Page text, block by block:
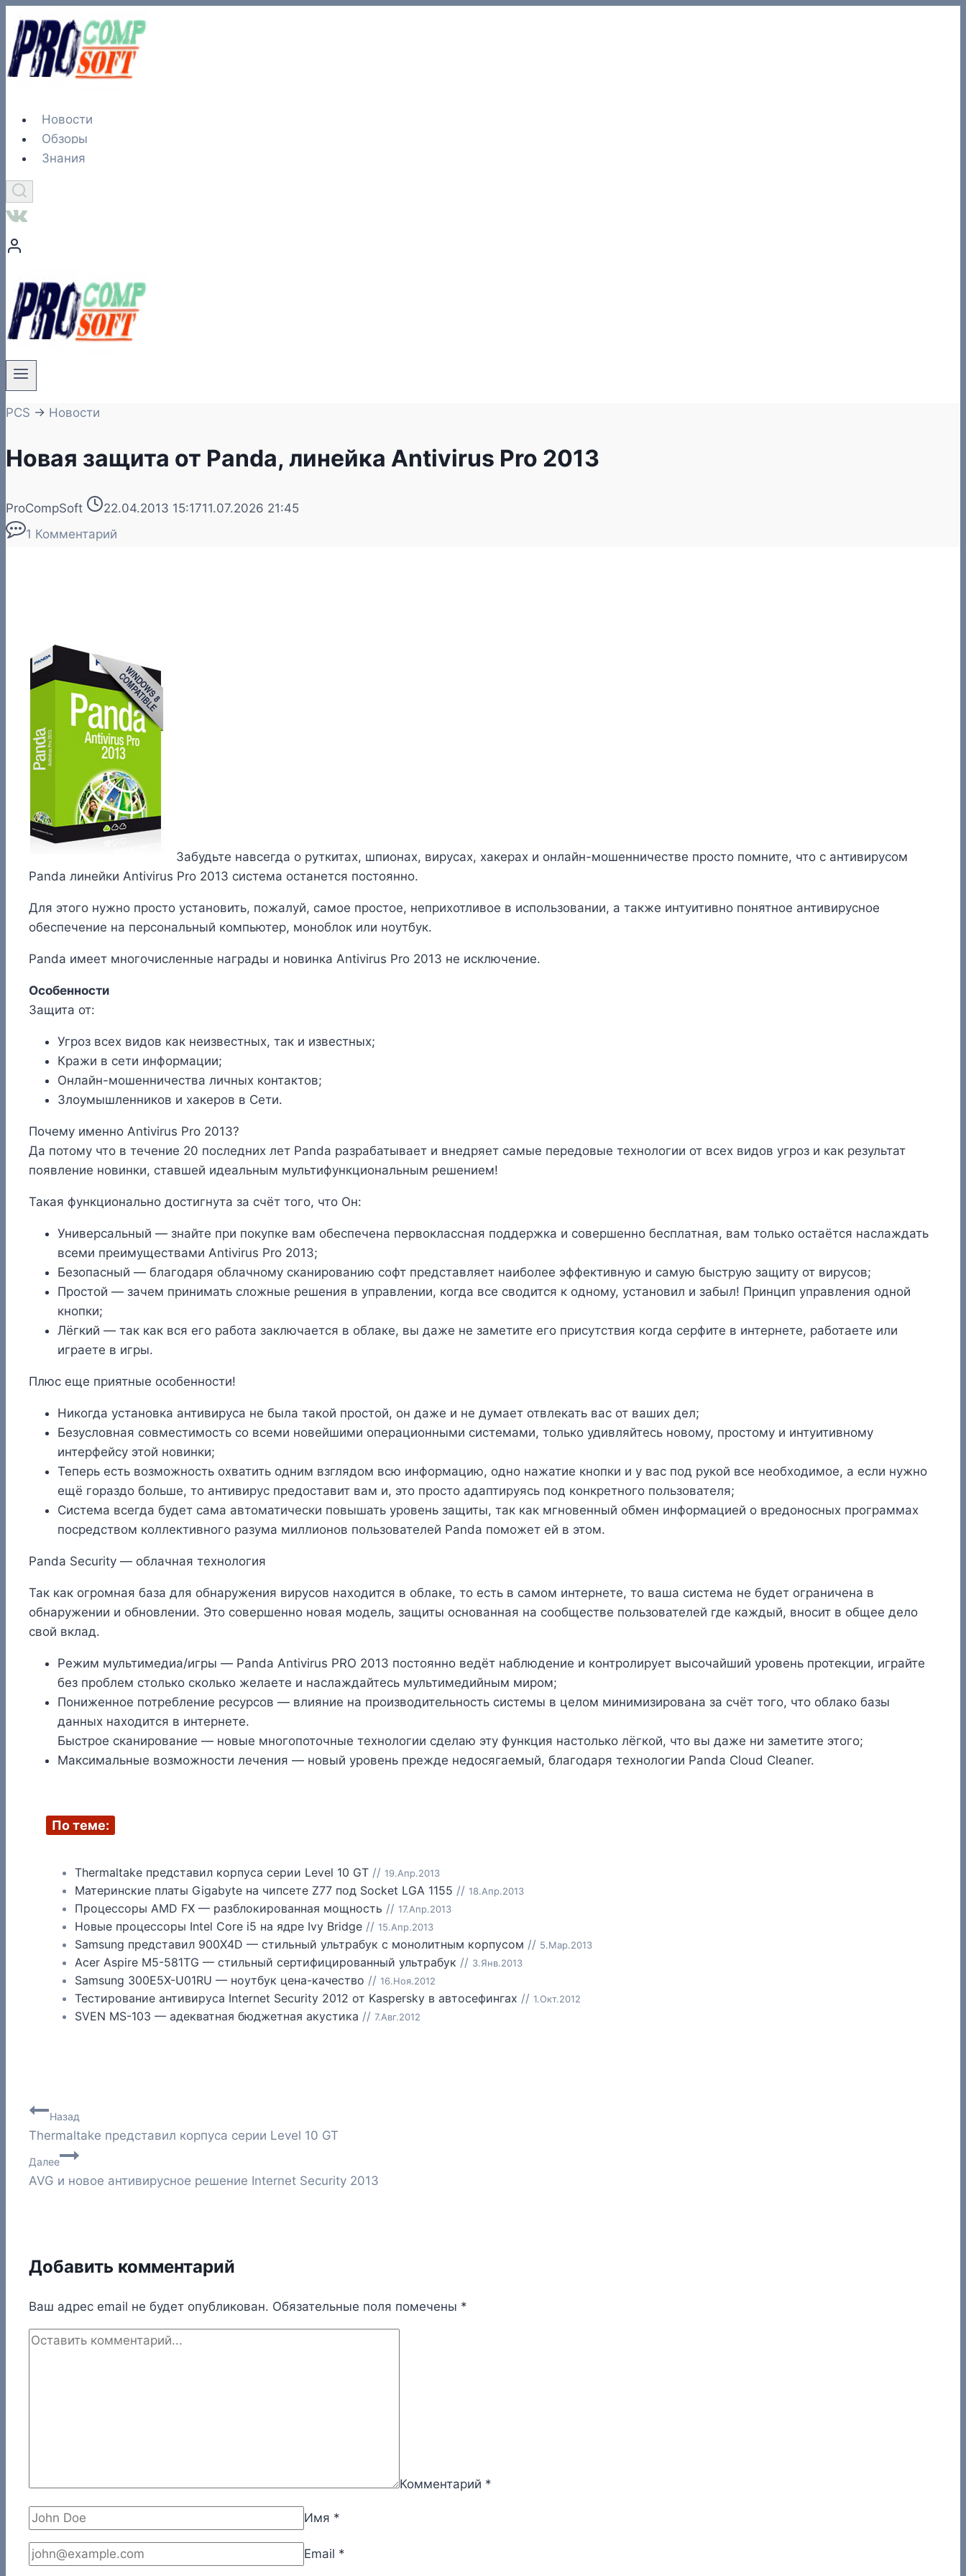
Перейти
содержимому
Новости
Обзоры
Знания
PCS → Новости
Новая защита от Panda, линейка Antivirus Pro 2013
ProCompSoft 22.04.2013 15:1711.07.2026 21:45
1 Комментарий
Забудьте навсегда о руткитах, шпионах, вирусах, хакерах и онлайн-мошенничестве просто помните, что с антивирусом
Panda линейки Antivirus Pro 2013 система останется постоянно.
Для этого нужно просто установить, пожалуй, самое простое, неприхотливое в использовании, а также интуитивно понятное антивирусное
обеспечение на персональный компьютер, моноблок или ноутбук.
Panda имеет многочисленные награды и новинка Antivirus Pro 2013 не исключение.
Особенности
Защита от:
Угроз всех видов как неизвестных, так и известных;
Кражи в сети информации;
Онлайн-мошенничества личных контактов;
Злоумышленников и хакеров в Сети.
Почему именно Antivirus Pro 2013?
Да потому что в течение 20 последних лет Panda разрабатывает и внедряет самые передовые технологии от всех видов угроз и как результат
появление новинки, ставшей идеальным мультифункциональным решением!
Такая функционально достигнута за счёт того, что Он:
Универсальный — знайте при покупке вам обеспечена первоклассная поддержка и совершенно бесплатная, вам только остаётся наслаждать
всеми преимуществами Antivirus Pro 2013;
Безопасный — благодаря облачному сканированию софт представляет наиболее эффективную и самую быструю защиту от вирусов;
Простой — зачем принимать сложные решения в управлении, когда все сводится к одному, установил и забыл! Принцип управления одной
кнопки;
Лёгкий — так как вся его работа заключается в облаке, вы даже не заметите его присутствия когда серфите в интернете, работаете или
играете в игры.
Плюс еще приятные особенности!
Никогда установка антивируса не была такой простой, он даже и не думает отвлекать вас от ваших дел;
Безусловная совместимость со всеми новейшими операционными системами, только удивляйтесь новому, простому и интуитивному
интерфейсу этой новинки;
Теперь есть возможность охватить одним взглядом всю информацию, одно нажатие кнопки и у вас под рукой все необходимое, а если нужно
ещё гораздо больше, то антивирус предоставит вам и, это просто адаптируясь под конкретного пользователя;
Система всегда будет сама автоматически повышать уровень защиты, так как мгновенный обмен информацией о вредоносных программах
посредством коллективного разума миллионов пользователей Panda поможет ей в этом.
Panda Security — облачная технология
Так как огромная база для обнаружения вирусов находится в облаке, то есть в самом интернете, то ваша система не будет ограничена в
обнаружении и обновлении. Это совершенно новая модель, защиты основанная на сообществе пользователей где каждый, вносит в общее дело
свой вклад.
Режим мультимедиа/игры — Panda Antivirus PRO 2013 постоянно ведёт наблюдение и контролирует высочайший уровень протекции, играйте
без проблем столько сколько желаете и наслаждайтесь мультимедийным миром;
Пониженное потребление ресурсов — влияние на производительность системы в целом минимизирована за счёт того, что облако базы
данных находится в интернете.
Быстрое сканирование — новые многопоточные технологии сделаю эту функция настолько лёгкой, что вы даже ни заметите этого;
Максимальные возможности лечения — новый уровень прежде недосягаемый, благодаря технологии Panda Cloud Cleaner.
По теме:
Thermaltake представил корпуса серии Level 10 GT // 19.Апр.2013
Материнские платы Gigabyte на чипсете Z77 под Socket LGA 1155 // 18.Апр.2013
Процессоры AMD FX — разблокированная мощность // 17.Апр.2013
Новые процессоры Intel Core i5 на ядре Ivy Bridge // 15.Апр.2013
Samsung представил 900X4D — стильный ультрабук с монолитным корпусом // 5.Мар.2013
Acer Aspire M5-581TG — стильный сертифицированный ультрабук // 3.Янв.2013
Samsung 300E5X-U01RU — ноутбук цена-качество // 16.Ноя.2012
Тестирование антивируса Internet Security 2012 от Kaspersky в автосефингах // 1.Окт.2012
SVEN MS-103 — адекватная бюджетная акустика // 7.Авг.2012
Навигация
по
записям
Назад
Thermaltake представил корпуса серии Level 10 GT
Далее
AVG и новое антивирусное решение Internet Security 2013
Добавить комментарий
Ваш адрес email не будет опубликован. Обязательные поля помечены *
Комментарий *
Имя *
Email *